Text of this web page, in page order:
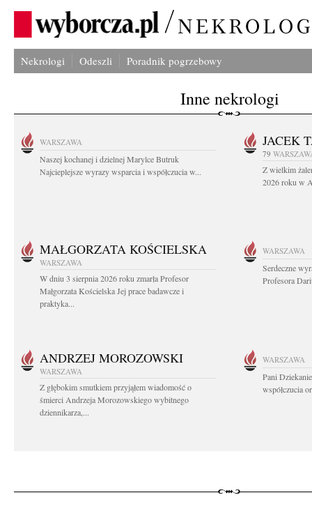
Nekrologi Odeszli Poradnik pogrzebowy
Inne nekrologi
WARSZAWA
Naszej kochanej i dzielnej Marylce Butruk
Najcieplejsze wyrazy wsparcia i współczucia w...
JACEK
79
Z wielkim
2026 roku w
MAŁGORZATA KOŚCIELSKA
WARSZAWA
W dniu 3 sierpnia 2026 roku zmarła Profesor
Małgorzata Kościelska Jej prace badawcze i
praktyka...
WARSZAWA
Serdeczne
Profesora
ANDRZEJ MOROZOWSKI
WARSZAWA
Z głębokim smutkiem przyjąłem wiadomość o
śmierci Andrzeja Morozowskiego wybitnego
dziennikarza,...
WARSZAWA
Pani
współczucia